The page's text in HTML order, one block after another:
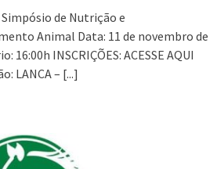
Simpósio de Nutrição e
Animal Data: 11 de novembro de
16:00h INSCRIÇÕES: ACESSE AQUI
LANCA – [...]